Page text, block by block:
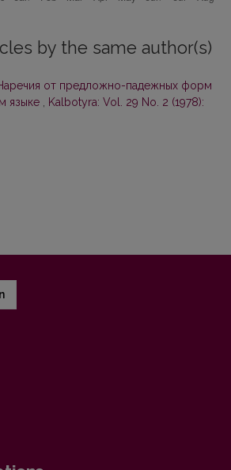
by the same author(s)
от предложно-падежных форм
языке
Kalbotyra: Vol. 29 No. 2 (1978):